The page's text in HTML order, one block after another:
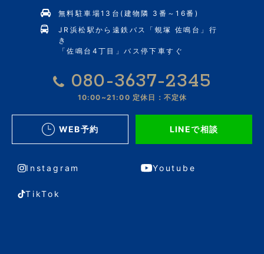
無料駐車場13台(建物隣 3番～16番)
JR浜松駅から遠鉄バス「蜆塚 佐鳴台」行
き
「佐鳴台4丁目」バス停下車すぐ
080-3637-2345
10:00~21:00 定休日：不定休
WEB予約 LINEで相談
Instagram Youtube
TikTok